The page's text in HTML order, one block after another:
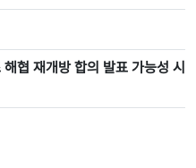
협 재개방 합의 발표 가능성 시